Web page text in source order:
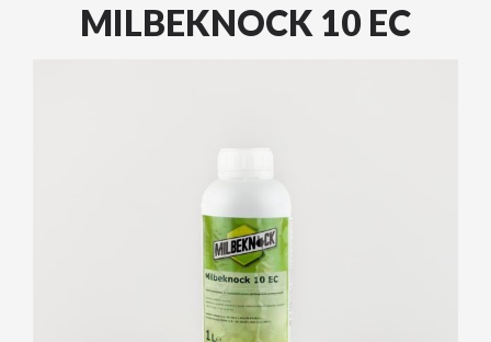
MILBEKNOCK 10 EC